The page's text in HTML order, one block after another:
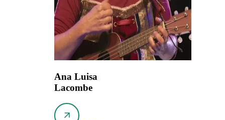
Ana Luisa
Lacombe